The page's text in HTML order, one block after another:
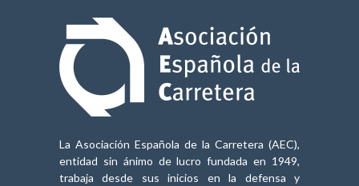
La Asociación Española de la Carretera (AEC),
entidad sin ánimo de lucro fundada en 1949,
trabaja desde sus inicios en la defensa y